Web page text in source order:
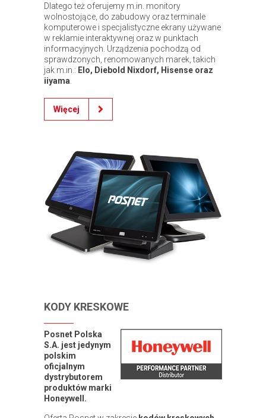
Dlatego też oferujemy m.in. monitory
wolnostojące, do zabudowy oraz terminale
komputerowe i specjalistyczne ekrany używane
w reklamie interaktywnej oraz w punktach
informacyjnych. Urządzenia pochodzą od
sprawdzonych, renomowanych marek, takich
jak m.in.: Elo, Diebold Nixdorf, Hisense oraz
iiyama
Więcej
KODY KRESKOWE
Posnet Polska
S.A. jest jedynym
polskim
oficjalnym
dystrybutorem
produktów marki
Honeywell.